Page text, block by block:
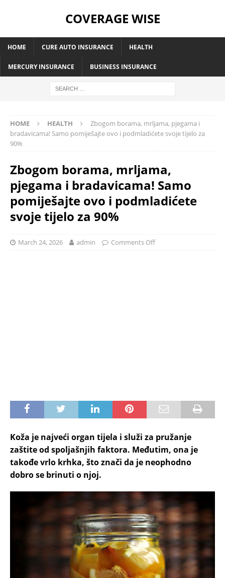
COVERAGE WISE
HOME CURE AUTO INSURANCE HEALTH
MERCURY INSURANCE BUSINESS INSURANCE
HOME HEALTH
Zbogom borama, mrljama, pjegama i
bradavicama! Samo pomiješajte ovo i podmladićete svoje tijelo za
90%
Zbogom borama, mrljama,
pjegama i bradavicama! Samo
pomiješajte ovo i podmladićete
svoje tijelo za 90%
March 24, 2026 admin Comments Off
Koža je najveći organ tijela i služi za pružanje
zaštite od spoljašnjih faktora. Međutim, ona je
takođe vrlo krhka, što znači da je neophodno
dobro se brinuti o njoj.